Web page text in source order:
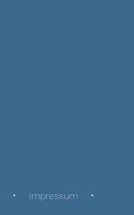
Impressum